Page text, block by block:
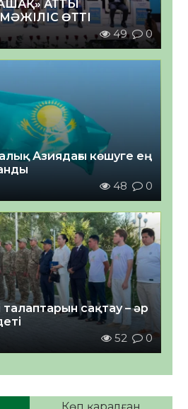
АТТЫ
ӨТТІ
49 0
Азиядағы көшуге ең
48 0
талаптарын сақтау – әр
52 0
Көп қаралған